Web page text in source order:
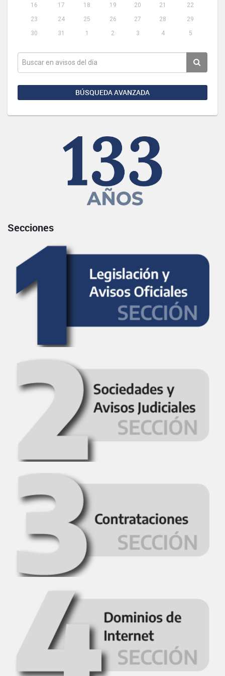
16
17 18 19 20 21
22
23
24 25 26 27 28
29
30
31 1 2 3 4 5
BÚSQUEDA AVANZADA
Secciones